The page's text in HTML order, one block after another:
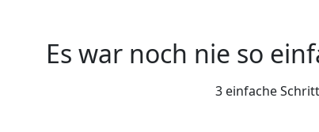
Es war noch nie so
3 einfache